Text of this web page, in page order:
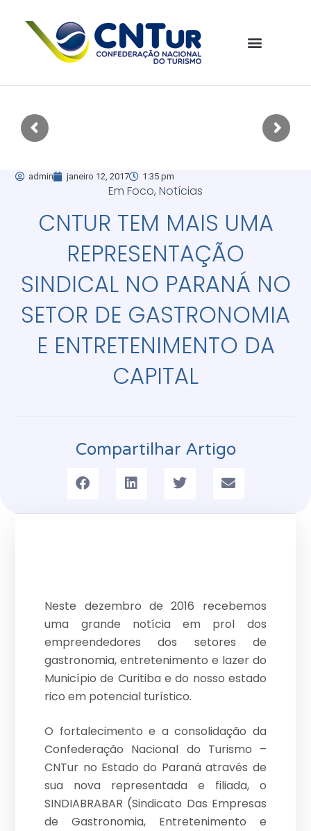
admin janeiro 12, 2017 1:35 pm
Em Foco, Notícias
CNTUR TEM MAIS UMA
REPRESENTAÇÃO
SINDICAL NO PARANÁ NO
SETOR DE GASTRONOMIA
E ENTRETENIMENTO DA
CAPITAL
Compartilhar Artigo
Neste dezembro de 2016 recebemos
uma grande notícia em prol dos
empreendedores dos setores de
gastronomia, entretenimento e lazer do
Município de Curitiba e do nosso estado
rico em potencial turístico.
O fortalecimento e a consolidação da
Confederação Nacional do Turismo –
CNTur no Estado do Paraná através de
sua nova representada e filiada, o
SINDIABRABAR (Sindicato Das Empresas
de Gastronomia, Entretenimento e